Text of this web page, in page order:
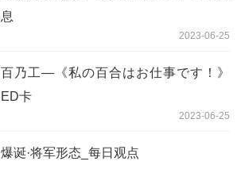
息
2023-06-25
百乃工—《私の百合はお仕事です！》
ED卡
2023-06-25
爆诞·将军形态_每日观点